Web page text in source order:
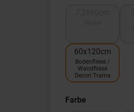
60x120cm
Bodenfliese /
Wandfliese
Decori Trama
Farbe